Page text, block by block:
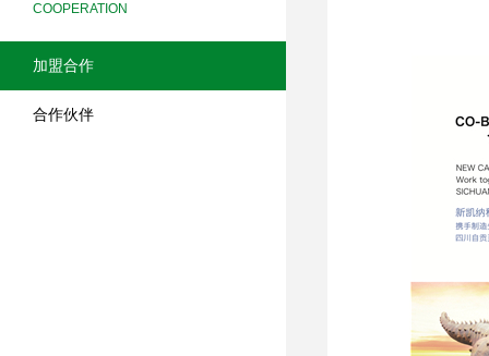
COOPERATION
加盟合作
合作伙伴